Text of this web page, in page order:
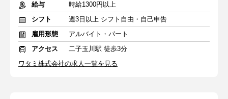
給与
時給1300円以上
シフト
週3日以上 シフト自由・自己申告
雇用形態
アルバイト・パート
アクセス
二子玉川駅 徒歩3分
ワタミ株式会社の求人一覧を見る